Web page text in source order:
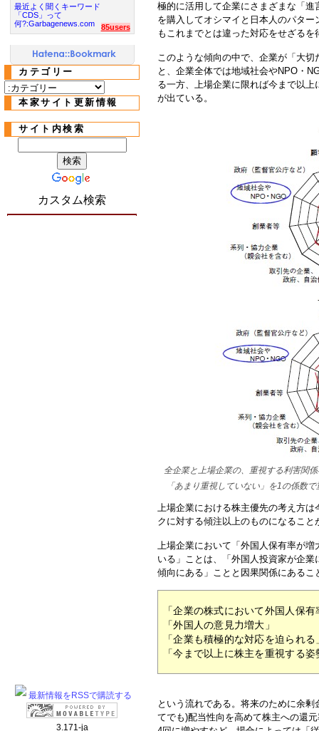
極的に活用して企業にさまざまな「
を購入してオシマイと日本人のパタ
もこれまでとは違った対応をせざるを
このような傾向の中で、企業が「大
と、企業全体では地域社会やNPO・
る一方、上場企業に限れば今まで以
が出ている。
全企業と上場企業の、重視する利害関
「あまり重視していない」を1の係数
上場企業における株主優先の考え方
クに対する傾注以上のものになること
上場企業において「外国人保有率が
いる」ことは、「外国人投資家が企
傾向にある」ことと因果関係にあるこ
「企業の株式において外国人保
「外国人の意見力増大」
「企業も積極的な対応を迫られる
「今まで以上に株主を重視する
という流れである。将来のために余
てでも)配当性向を高めて株主への還
最近よく聞くキーワード
「CDS」って
何?:Garbagenews.com
85users
カテゴリー
本家サイト更新情報
サイト内検索
カスタム検索
最新情報をRSSで購読する
3.171-ja